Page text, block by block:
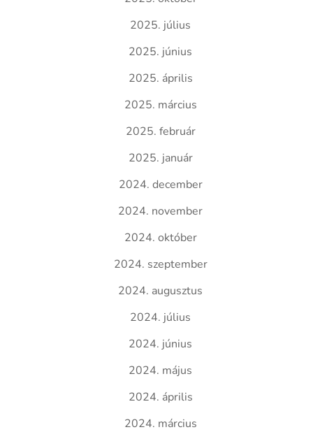
2025. július
2025. június
2025. április
2025. március
2025. február
2025. január
2024. december
2024. november
2024. október
2024. szeptember
2024. augusztus
2024. július
2024. június
2024. május
2024. április
2024. március